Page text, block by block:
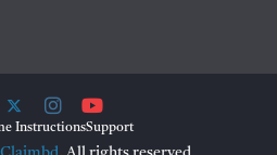
InstructionsSupport